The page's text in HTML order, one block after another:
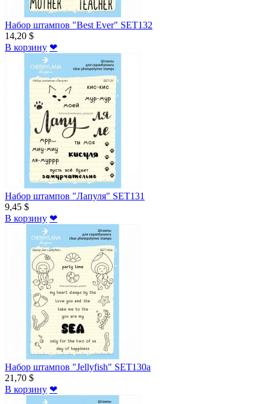
Набор штампов "Best Ever" SET132
14,20 $
В корзину ❤
Набор штампов "Лапуля" SET131
9,45 $
В корзину ❤
Набор штампов "Jellyfish" SET130a
21,70 $
В корзину ❤